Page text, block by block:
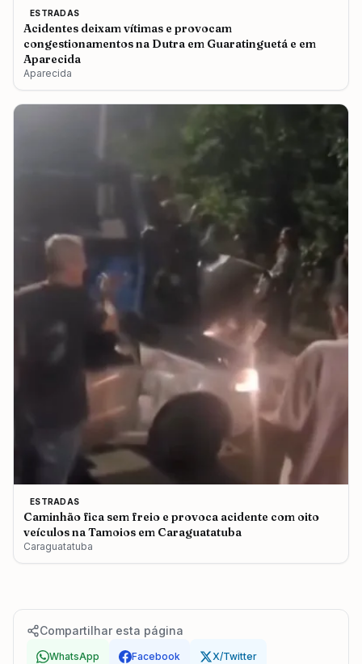
ESTRADAS
Acidentes deixam vítimas e provocam
congestionamentos na Dutra em Guaratinguetá e em
Aparecida
Aparecida
ESTRADAS
Caminhão fica sem freio e provoca acidente com oito
veículos na Tamoios em Caraguatatuba
Caraguatatuba
Compartilhar esta página
WhatsApp Facebook X/Twitter